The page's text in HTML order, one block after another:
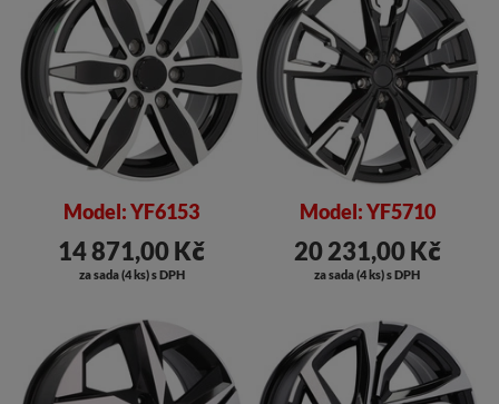
Model: YF6153
14 871,00 Kč
za sada (4 ks) s DPH
Model: YF5710
20 231,00 Kč
za sada (4 ks) s DPH